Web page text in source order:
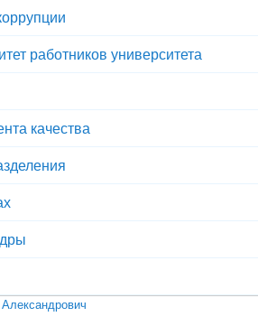
работников университета
качества